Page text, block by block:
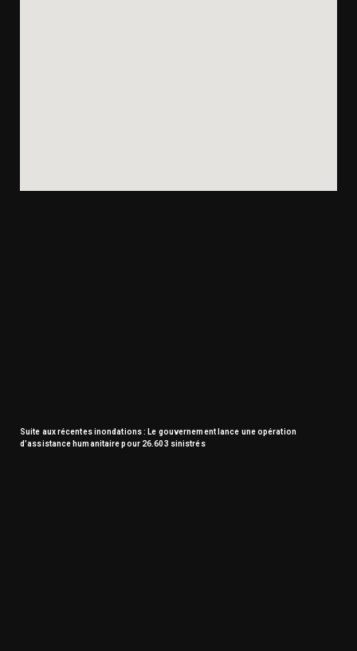
Suite aux récentes inondations : Le gouvernement lance une opération
d’assistance humanitaire pour 26.603 sinistrés